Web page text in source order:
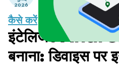
2026
कैसे करें
इंटेलिजेंट
बनाना: डिवाइस पर